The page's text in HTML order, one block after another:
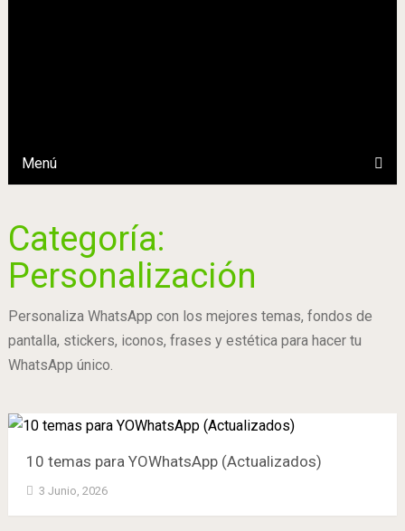
Menú
Categoría:
Personalización
Personaliza WhatsApp con los mejores temas, fondos de
pantalla, stickers, iconos, frases y estética para hacer tu
WhatsApp único.
10 temas para YOWhatsApp (Actualizados)
3 Junio, 2026